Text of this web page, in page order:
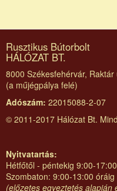
Rusztikus Bútorbolt
HÁLÓZAT BT.
8000 Székesfehérvár, Raktár
(a műjégpálya felé)
Adószám: 22015088-2-07
© 2011-2017 Hálózat Bt.
Nyitvatartás:
Hétfőtől - péntekig 9:00-
Szombaton: 9:00-13:00 óráig
(előzetes egyeztetés